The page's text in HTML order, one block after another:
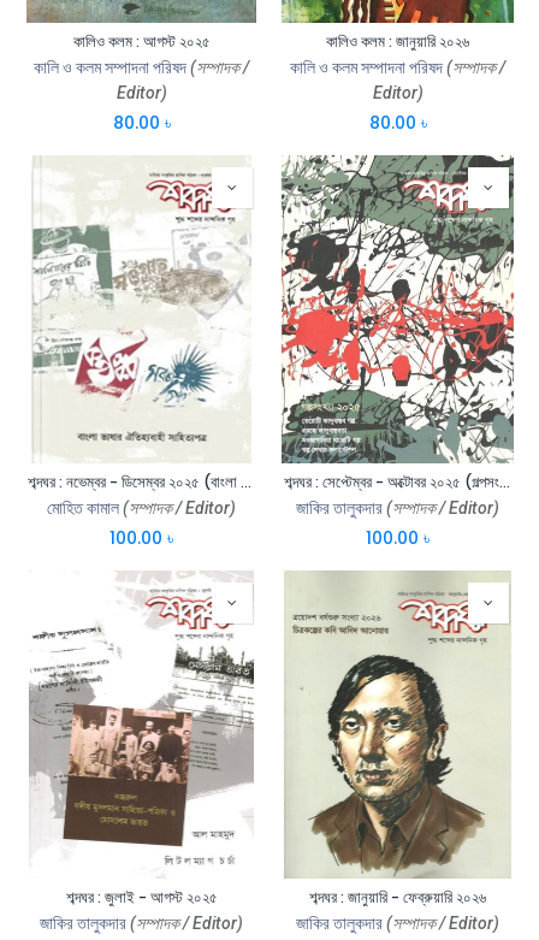
কালিও কলম : আগস্ট ২০২৫
কালি ও কলম সম্পাদনা পরিষদ(সম্পাদক /
Editor)
80.00 ৳
কালিও কলম : জানুয়ারি ২০২৬
কালি ও কলম সম্পাদনা পরিষদ(সম্পাদক /
Editor)
80.00 ৳
শব্দঘর : নভেম্বর - ডিসেম্বর ২০২৫ (বাংলা ভাষার ঐতিহ্যবাহী সাহিত্যপত্র)
মোহিত কামাল(সম্পাদক / Editor)
100.00 ৳
শব্দঘর : সেপ্টেম্বর - অক্টোবর ২০২৫ (গল্পসংখ্যা ২০২৫)
জাকির তালুকদার(সম্পাদক / Editor)
100.00 ৳
শব্দঘর : জুলাই - আগস্ট ২০২৫
জাকির তালুকদার(সম্পাদক / Editor)
শব্দঘর : জানুয়ারি - ফেব্রুয়ারি ২০২৬
জাকির তালুকদার(সম্পাদক / Editor)